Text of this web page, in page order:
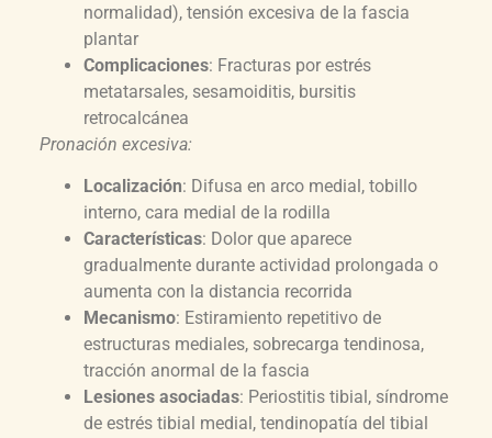
normalidad), tensión excesiva de la fascia
plantar
Complicaciones: Fracturas por estrés
metatarsales, sesamoiditis, bursitis
retrocalcánea
Pronación excesiva:
Localización: Difusa en arco medial, tobillo
interno, cara medial de la rodilla
Características: Dolor que aparece
gradualmente durante actividad prolongada o
aumenta con la distancia recorrida
Mecanismo: Estiramiento repetitivo de
estructuras mediales, sobrecarga tendinosa,
tracción anormal de la fascia
Lesiones asociadas: Periostitis tibial, síndrome
de estrés tibial medial, tendinopatía del tibial